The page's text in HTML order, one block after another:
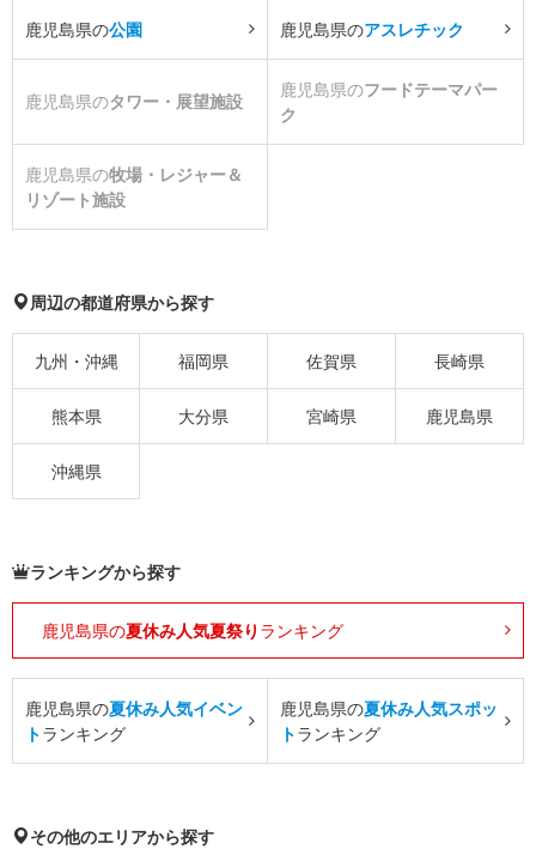
鹿児島県の公園 鹿児島県のアスレチック
鹿児島県のタワー・展望施設
鹿児島県のフードテーマパー
ク
鹿児島県の牧場・レジャー＆
リゾート施設
周辺の都道府県から探す
九州・沖縄 福岡県 佐賀県 長崎県
熊本県 大分県 宮崎県 鹿児島県
沖縄県
ランキングから探す
鹿児島県の夏休み人気夏祭り ランキング
鹿児島県の夏休み人気イベン
トランキング
鹿児島県の夏休み人気スポッ
トランキング
その他のエリアから探す